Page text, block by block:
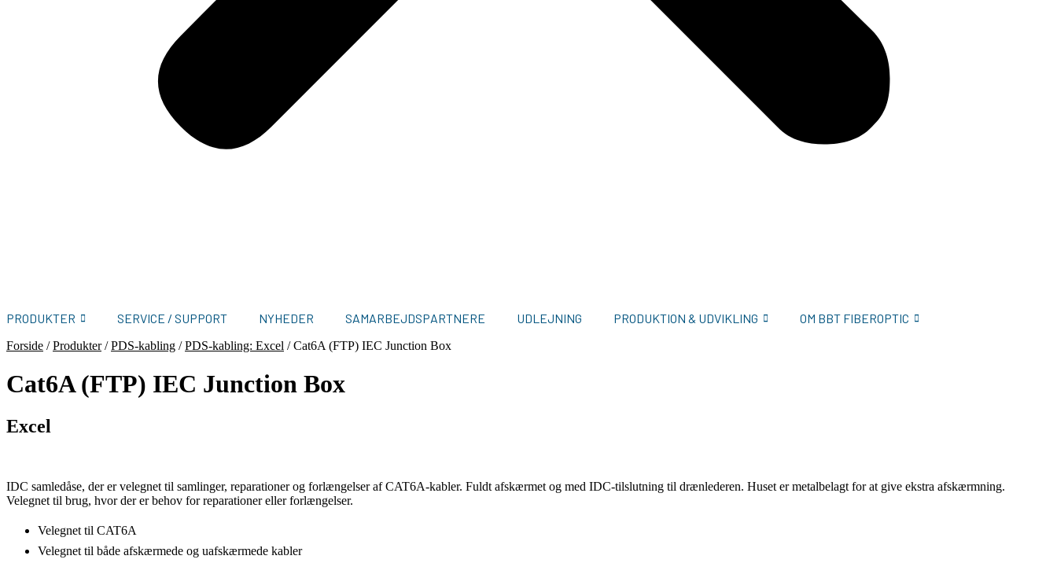
PRODUKTER SERVICE / SUPPORT NYHEDER SAMARBEJDSPARTNERE UDLEJNING PRODUKTION & UDVIKLING OM BBT FIBEROPTIC
Forside /Produkter/PDS-kabling /PDS-kabling: Excel /Cat6A (FTP) IEC Junction Box
Cat6A (FTP) IEC Junction Box
Excel
IDC samledåse, der er velegnet til samlinger, reparationer og forlængelser af CAT6A-kabler. Fuldt afskærmet og med IDC-tilslutning til drænlederen. Huset er metalbelagt for at give ekstra afskærmning.
Velegnet til brug, hvor der er behov for reparationer eller forlængelser.
Velegnet til CAT6A
Velegnet til både afskærmede og uafskærmede kabler